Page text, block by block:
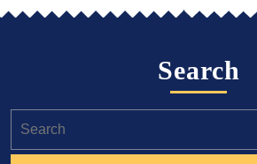
Search
for: